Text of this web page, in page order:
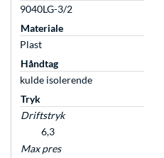
9040LG-3/2
Materiale
Plast
Håndtag
kulde isolerende
Tryk
Driftstryk
6,3
Max pres